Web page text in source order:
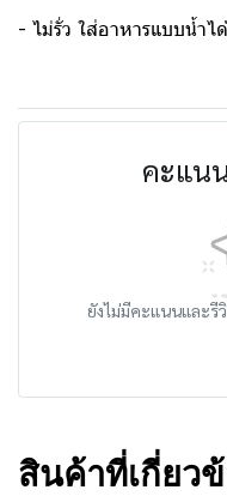
- ไม่รั่ว ใส่อาหารแบบน้ำ
คะแน
ยังไม่มีคะแนนและรี
สินค้าที่เกี่ยว